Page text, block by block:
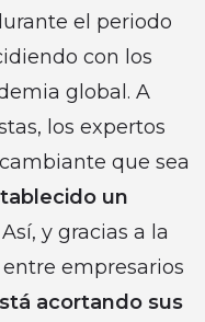
el periodo
con los
global. A
los expertos
que sea
un
Así, y gracias a la
empresarios
acortando sus